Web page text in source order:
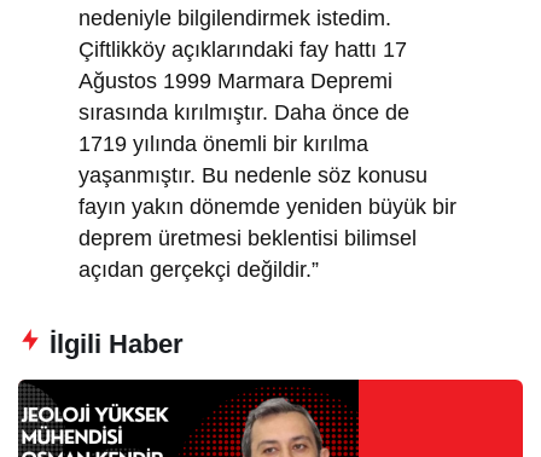
nedeniyle bilgilendirmek istedim.
Çiftlikköy açıklarındaki fay hattı 17
Ağustos 1999 Marmara Depremi
sırasında kırılmıştır. Daha önce de
1719 yılında önemli bir kırılma
yaşanmıştır. Bu nedenle söz konusu
fayın yakın dönemde yeniden büyük bir
deprem üretmesi beklentisi bilimsel
açıdan gerçekçi değildir.”
İlgili Haber